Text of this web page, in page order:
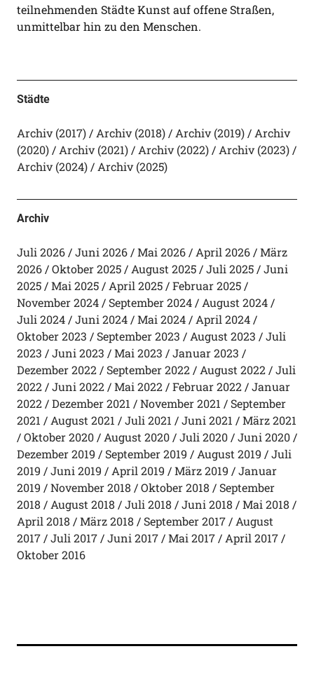
teilnehmenden Städte Kunst auf offene Straßen,
unmittelbar hin zu den Menschen.
Städte
Archiv (2017) Archiv (2018) Archiv (2019)
Archiv
(2020)
Archiv (2021) Archiv (2022)
Archiv (2023)
Archiv (2024)
Archiv (2025)
Archiv
Juli 2026 Juni 2026 Mai 2026 April 2026
März
2026
Oktober 2025 August 2025 Juli 2025
Juni
2025
Mai 2025 April 2025
Februar 2025
November 2024
September 2024
August 2024
Juli 2024
Juni 2024 Mai 2024
April 2024
Oktober 2023
September 2023 August 2023
Juli
2023
Juni 2023 Mai 2023
Januar 2023
Dezember 2022
September 2022 August 2022
Juli
2022
Juni 2022 Mai 2022 Februar 2022
Januar
2022
Dezember 2021 November 2021
September
2021
August 2021 Juli 2021 Juni 2021
März 2021
Oktober 2020
August 2020 Juli 2020
Juni 2020
Dezember 2019
September 2019 August 2019
Juli
2019
Juni 2019 April 2019 März 2019
Januar
2019
November 2018 Oktober 2018
September
2018
August 2018 Juli 2018 Juni 2018
Mai 2018
April 2018
März 2018 September 2017
August
2017
Juli 2017 Juni 2017 Mai 2017
April 2017
Oktober 2016